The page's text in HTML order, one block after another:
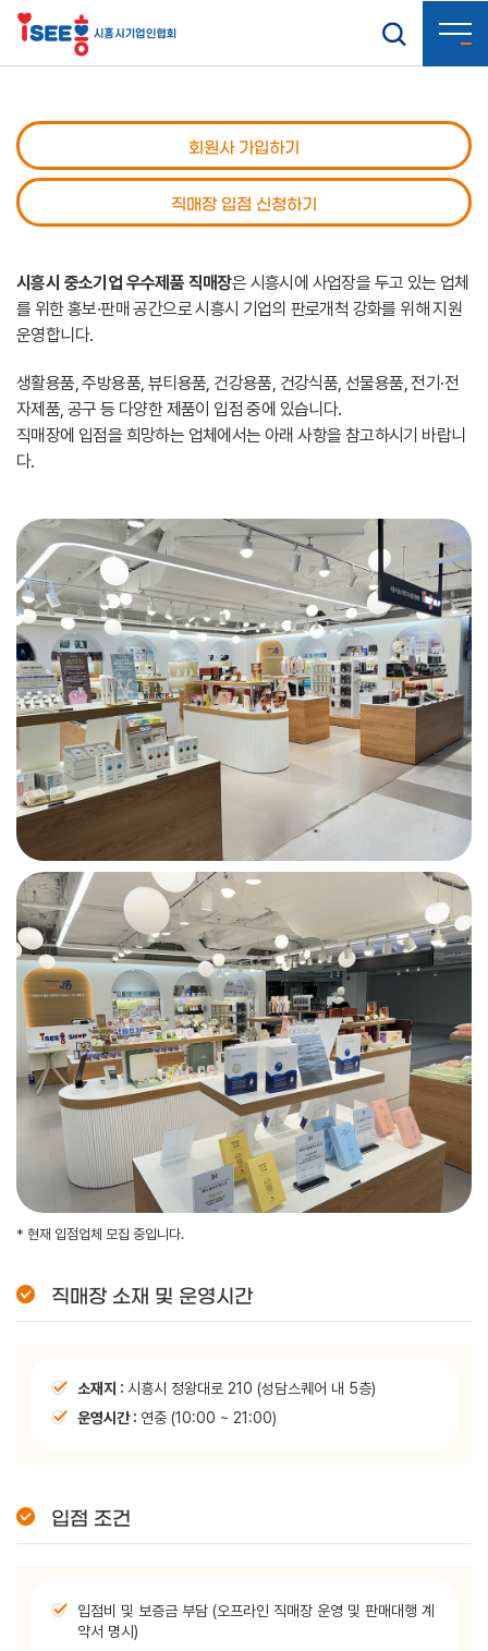
회원사 가입하기
직매장 입점 신청하기
시흥시 중소기업 우수제품 직매장은 시흥시에 사업장을 두고 있는 업체
를 위한 홍보·판매 공간으로 시흥시 기업의 판로개척 강화를 위해 지원
운영합니다.
생활용품, 주방용품, 뷰티용품, 건강용품, 건강식품, 선물용품, 전기·전
자제품, 공구 등 다양한 제품이 입점 중에 있습니다.
직매장에 입점을 희망하는 업체에서는 아래 사항을 참고하시기 바랍니
다.
* 현재 입점업체 모집 중입니다.
직매장 소재 및 운영시간
소재지 : 시흥시 정왕대로 210 (성담스퀘어 내 5층)
운영시간 : 연중 (10:00 ~ 21:00)
입점 조건
입점비 및 보증금 부담 (오프라인 직매장 운영 및 판매대행 계
약서 명시)